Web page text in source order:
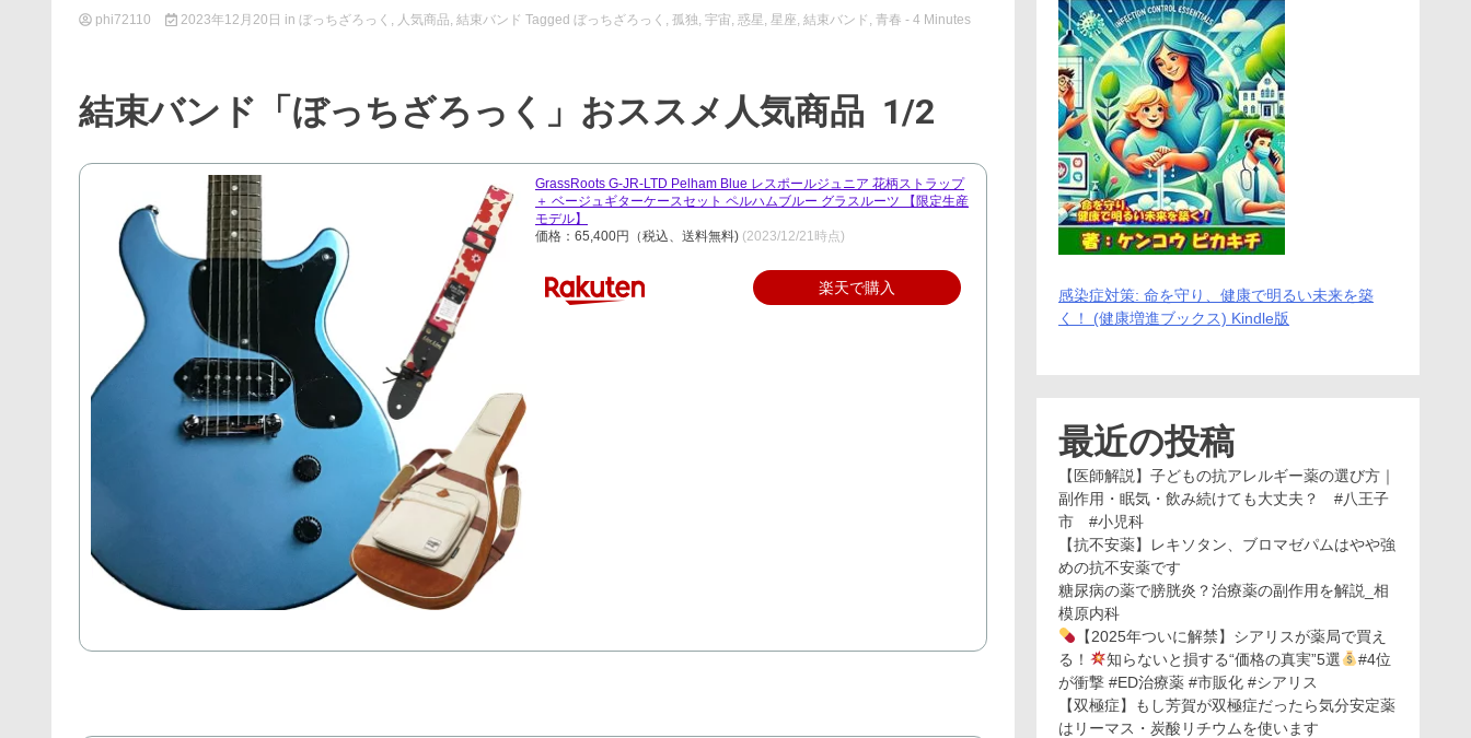
phi72110 2023年12月20日 in ぼっちざろっく , 人気商品, 結束バンド Tagged ぼっちざろっく , 孤独, 宇宙, 惑星 , 星座, 結束バンド , 青春 - 4 Minutes
結束バンド「ぼっちざろっく」おススメ人気商品 1/2
GrassRoots G-JR-LTD Pelham Blue レスポールジュニア 花柄ストラップ
＋ ベージュギターケースセット ペルハムブルー グラスルーツ 【限定生産
モデル】
価格：65,400円（税込、送料無料) (2023/12/21時点)
楽天で購入
感染症対策: 命を守り、健康で明るい未来を築
く！ (健康増進ブックス) Kindle版
最近の投稿
【医師解説】子どもの抗アレルギー薬の選び方｜
副作用・眠気・飲み続けても大丈夫？ #八王子
市 #小児科
【抗不安薬】レキソタン、ブロマゼパムはやや強
めの抗不安薬です
糖尿病の薬で膀胱炎？治療薬の副作用を解説_相
模原内科
【2025年ついに解禁】シアリスが薬局で買え
る！
知らないと損する“価格の真実”5選
#4位
が衝撃 #ED治療薬 #市販化 #シアリス
【双極症】もし芳賀が双極症だったら気分安定薬
はリーマス・炭酸リチウムを使います